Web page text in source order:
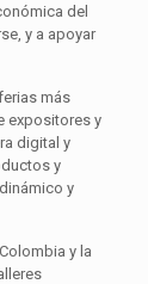
del
y a apoyar
más
expositores y
digital y
y
y
y la